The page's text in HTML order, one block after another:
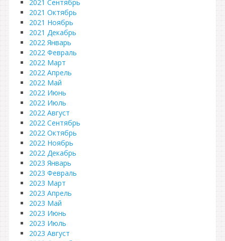
2021 Сентябрь
2021 Октябрь
2021 Ноябрь
2021 Декабрь
2022 Январь
2022 Февраль
2022 Март
2022 Апрель
2022 Май
2022 Июнь
2022 Июль
2022 Август
2022 Сентябрь
2022 Октябрь
2022 Ноябрь
2022 Декабрь
2023 Январь
2023 Февраль
2023 Март
2023 Апрель
2023 Май
2023 Июнь
2023 Июль
2023 Август